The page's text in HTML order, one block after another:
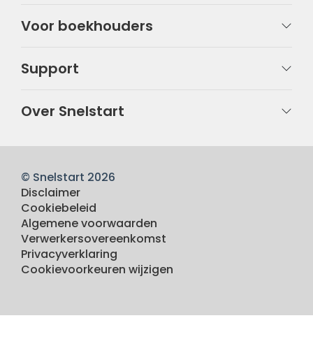
Voor boekhouders
Support
Over Snelstart
© Snelstart 2026
Disclaimer
Cookiebeleid
Algemene voorwaarden
Verwerkersovereenkomst
Privacyverklaring
Cookievoorkeuren wijzigen